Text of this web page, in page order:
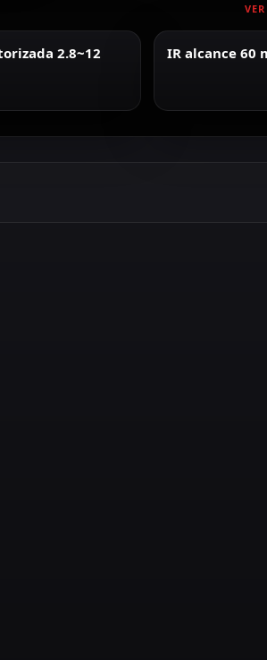
2.8~12
IR alcance 60